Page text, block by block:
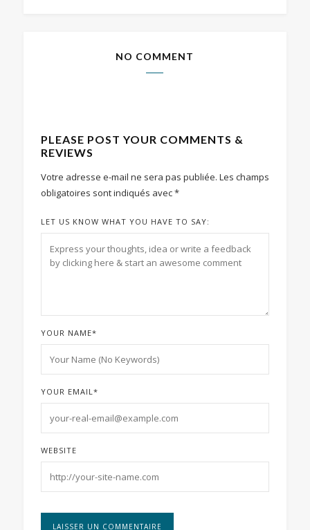
NO COMMENT
PLEASE POST YOUR COMMENTS &
REVIEWS
Votre adresse e-mail ne sera pas publiée. Les champs
obligatoires sont indiqués avec*
LET US KNOW WHAT YOU HAVE TO SAY:
YOUR NAME*
YOUR EMAIL *
WEBSITE